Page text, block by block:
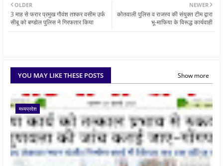
NEWER
कोतवाली पुलिस व राजस्व की संयुक्त टीम द्वारा
भू-माफिया के विरूद्ध कार्यवाही
OLDER
3 माह से फरार प्रमुख गौवंश तश्कर वसीम उर्फ
सीबू को बण्डोल पुलिस ने गिरफतार किया
YOU MAY LIKE THESE POSTS Show more
मध्यप्रदेश